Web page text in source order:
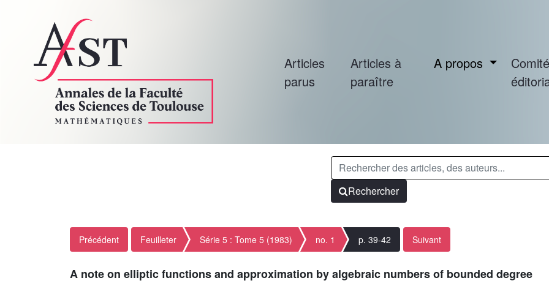
Articles
parus
Articles à
paraître
A propos
Comité
Rechercher
Précédent Feuilleter Série 5 : Tome 5 (1983) no. 1 p. 39-42 Suivant
A note on elliptic functions and approximation by algebraic numbers of bounded degree